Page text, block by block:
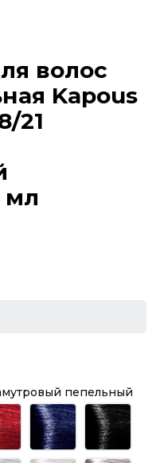
волос
Kapous
21
мл
пепельный